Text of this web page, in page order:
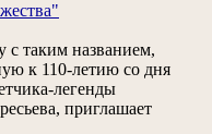
с таким названием,
к 110-летию со дня
легенды
приглашает